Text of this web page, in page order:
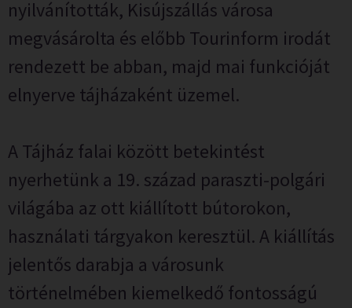
nyilvánították, Kisújszállás városa
megvásárolta és előbb Tourinform irodát
rendezett be abban, majd mai funkcióját
elnyerve tájházaként üzemel.
A Tájház falai között betekintést
nyerhetünk a 19. század paraszti-polgári
világába az ott kiállított bútorokon,
használati tárgyakon keresztül. A kiállítás
jelentős darabja a városunk
történelmében kiemelkedő fontosságú